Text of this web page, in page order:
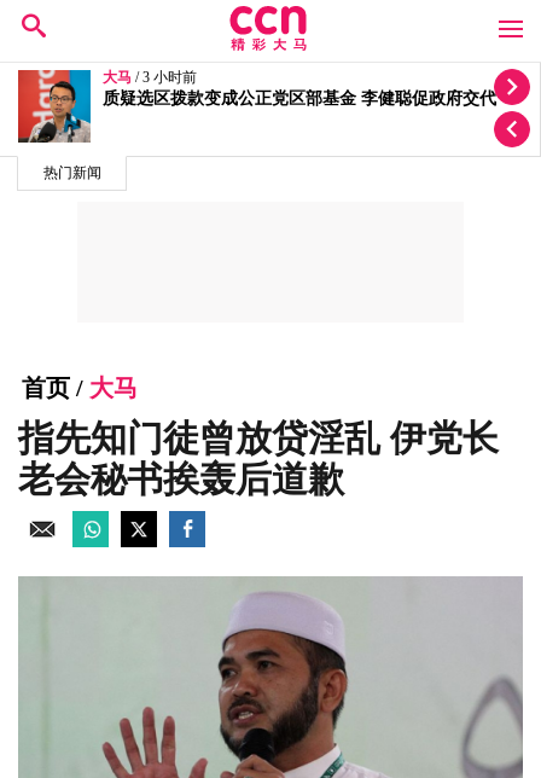
热门新闻
大马 / 4 小时前
政府项目管理怠慢及问责不足 经济部长：纳税人资金
首页 / 大马
指先知门徒曾放贷淫乱 伊党长
老会秘书挨轰后道歉